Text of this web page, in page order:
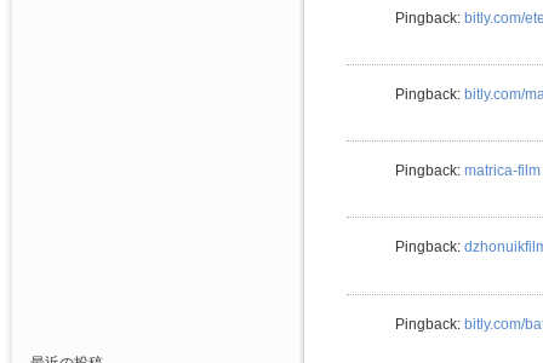
Pingback: bitly.com/
Pingback: bitly.com/
Pingback: matrica-film
Pingback:
Pingback: bitly.com/